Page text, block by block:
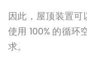
因此，屋顶装置可
使用 100% 的循环
求。